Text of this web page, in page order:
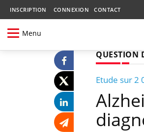
INSCRIPTION CONNEXION CONTACT
Menu
QUESTION
Etude sur 2